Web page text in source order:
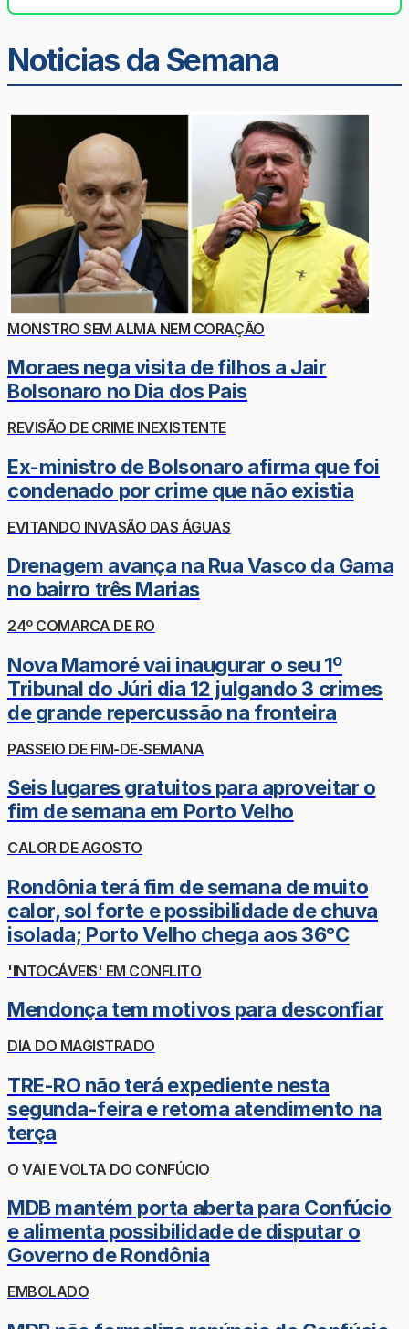
Noticias da Semana
MONSTRO SEM ALMA NEM CORAÇÃO
Moraes nega visita de filhos a Jair
Bolsonaro no Dia dos Pais
REVISÃO DE CRIME INEXISTENTE
Ex-ministro de Bolsonaro afirma que foi
condenado por crime que não existia
EVITANDO INVASÃO DAS ÁGUAS
Drenagem avança na Rua Vasco da Gama
no bairro três Marias
24º COMARCA DE RO
Nova Mamoré vai inaugurar o seu 1º
Tribunal do Júri dia 12 julgando 3 crimes
de grande repercussão na fronteira
PASSEIO DE FIM-DE-SEMANA
Seis lugares gratuitos para aproveitar o
fim de semana em Porto Velho
CALOR DE AGOSTO
Rondônia terá fim de semana de muito
calor, sol forte e possibilidade de chuva
isolada; Porto Velho chega aos 36°C
'INTOCÁVEIS' EM CONFLITO
Mendonça tem motivos para desconfiar
DIA DO MAGISTRADO
TRE-RO não terá expediente nesta
segunda-feira e retoma atendimento na
terça
O VAI E VOLTA DO CONFÚCIO
MDB mantém porta aberta para Confúcio
e alimenta possibilidade de disputar o
Governo de Rondônia
EMBOLADO